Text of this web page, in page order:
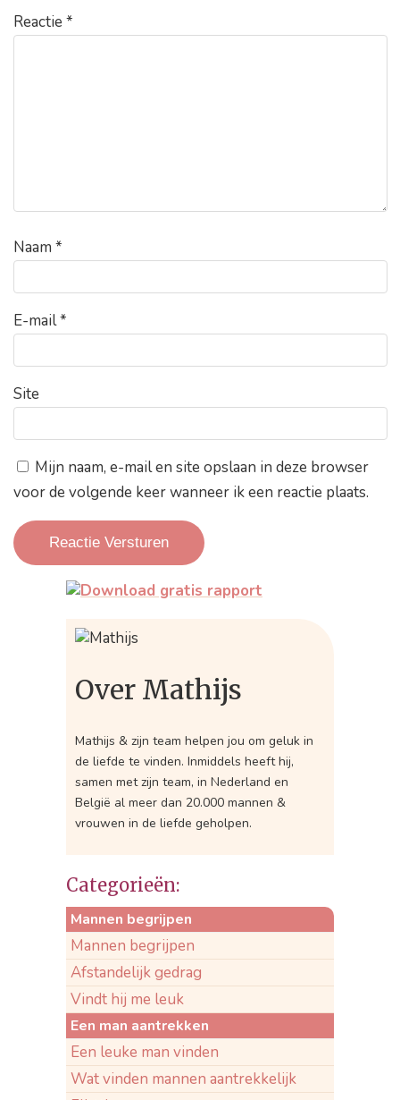
Reactie *
Naam *
E-mail*
Site
Mijn naam, e-mail en site opslaan in deze browser
voor de volgende keer wanneer ik een reactie plaats.
Over Mathijs
Mathijs & zijn team helpen jou om geluk in
de liefde te vinden. Inmiddels heeft hij,
samen met zijn team, in Nederland en
België al meer dan 20.000 mannen &
vrouwen in de liefde geholpen.
Categorieën:
Mannen begrijpen
Mannen begrijpen
Afstandelijk gedrag
Vindt hij me leuk
Een man aantrekken
Een leuke man vinden
Wat vinden mannen aantrekkelijk